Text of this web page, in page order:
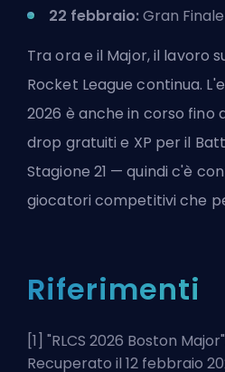
22 febbraio:Gran Finale
Tra ora e il Major, il lavoro
Rocket League continua.
2026 è anche in corso fino
drop gratuiti e XP per il
Stagione 21 — quindi c'è
giocatori competitivi che
Riferimenti
[1] "RLCS 2026 Boston Major
Recuperato il 12 febbraio